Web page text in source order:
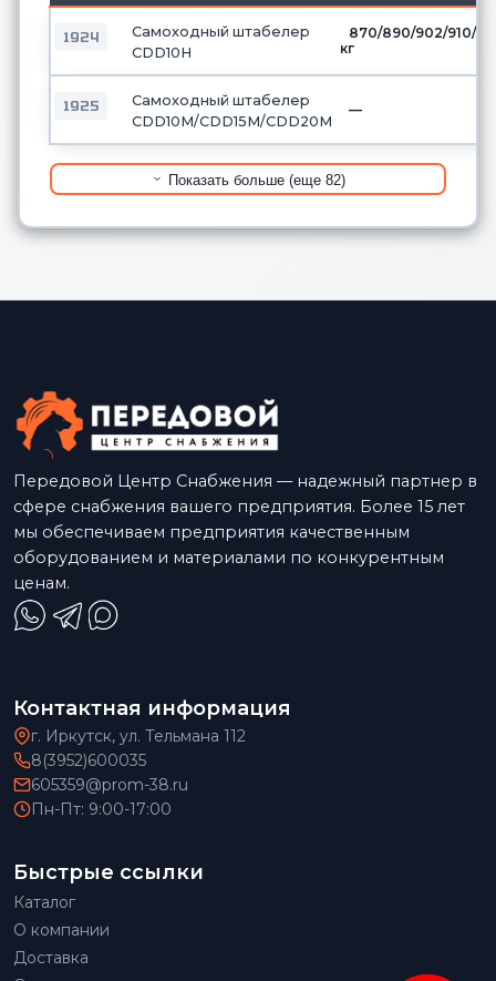
1924
Самоходный штабелер
CDD10H
870/890/902/910/
кг
1925
Самоходный штабелер
CDD10М/CDD15М/CDD20М
—
Показать больше (еще 82)
Передовой Центр Снабжения — надежный партнер в
сфере снабжения вашего предприятия. Более 15 лет
мы обеспечиваем предприятия качественным
оборудованием и материалами по конкурентным
ценам.
Контактная информация
г. Иркутск, ул. Тельмана 112
8(3952)600035
605359@prom-38.ru
Пн-Пт: 9:00-17:00
Быстрые ссылки
Каталог
О компании
Доставка